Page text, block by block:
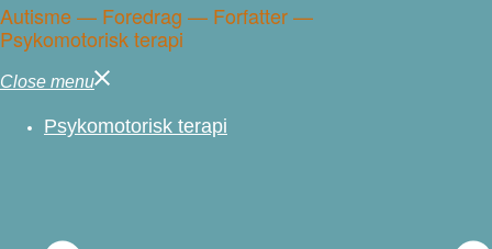
Autisme — Foredrag — Forfatter —
Psykomotorisk terapi
Close menu
Psykomotorisk terapi